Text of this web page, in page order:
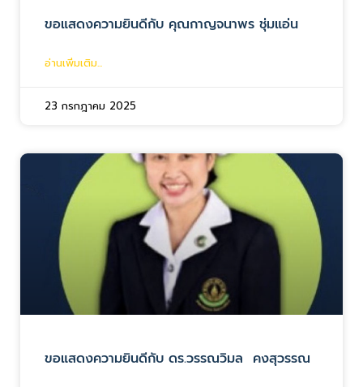
ขอแสดงความยินดีกับ คุณกาญจนาพร ชุ่มแอ่น
อ่านเพิ่มเติม...
23 กรกฎาคม 2025
ขอแสดงความยินดีกับ ดร.วรรณวิมล คงสุวรรณ